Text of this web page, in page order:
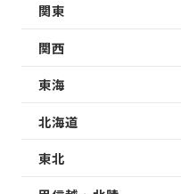
関東
関西
東海
北海道
東北